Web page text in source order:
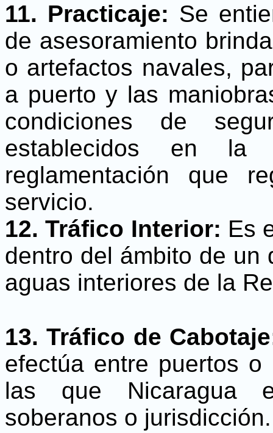
11. Practicaje: Se
de asesoramiento
o artefactos navales,
a puerto y las
condiciones de
establecidos en
reglamentación que
servicio.
12. Tráfico Interior: Es
dentro del ámbito de un
aguas interiores de la
13. Tráfico de
efectúa entre puertos
las que Nicaragua
soberanos o jurisdicción.